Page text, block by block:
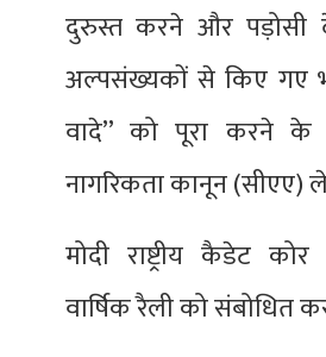
दुरुस्त करने और पड़ोसी
अल्पसंख्यकों से किए गए
वादे’’ को पूरा करने के
नागरिकता कानून (सीएए)
मोदी राष्ट्रीय कैडेट
वार्षिक रैली को संबोधित